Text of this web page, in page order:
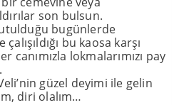
son bulsun.
bugünlerde
bu kaosa karşı
lokmalarımızı pay
güzel deyimi ile gelin
diri olalım…